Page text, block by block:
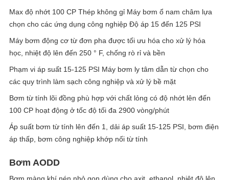
Max độ nhớt 100 CP Thép không gỉ Máy bơm ổ nam châm lựa
chọn cho các ứng dụng công nghiệp Độ áp 15 đến 125 PSI
Máy bơm động cơ từ đơn pha được tối ưu hóa cho xử lý hóa
học, nhiệt độ lên đến 250 ° F, chống rò rỉ và bền
Phạm vi áp suất 15-125 PSI Máy bơm ly tâm dẫn từ chọn cho
các quy trình làm sạch công nghiệp và xử lý bề mặt
Bơm từ tính lõi đồng phù hợp với chất lỏng có độ nhớt lên đến
100 CP hoạt động ở tốc độ tối đa 2900 vòng/phút
Áp suất bơm từ tính lên đến 1, dải áp suất 15-125 PSI, bơm điện
áp thấp, bơm công nghiệp khớp nối từ tính
Bơm AODD